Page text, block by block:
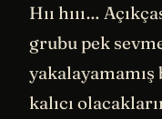
Hıı hııı…
grubu pek
yakalayamamış
kalıcı